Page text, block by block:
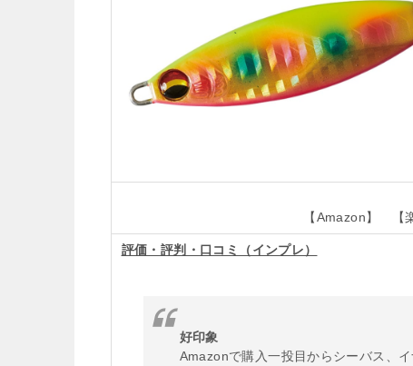
【Amazon】 【
評価・評判・口コミ（インプレ）
好印象
Amazonで購入一投目からシーバス、